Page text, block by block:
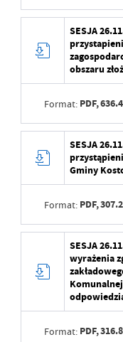
Data ostatniej
aktualizacji
Ostatnio
Wytworzył
Opublikował
Data ostatniej
aktualizacji
Ostatnio
SESJA
obszaru
Format: PDF,
Wytworzył
Data ostatniej
aktualizacji
Ostatnio
SESJA
Gminy
Format: PDF,
Wytworzył
Data
SESJA
wyrażenia
Format: PDF,